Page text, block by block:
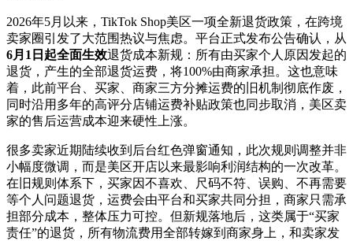
2026年5月以来，TikTok Shop美区一项全新退货政策，在跨境
卖家圈引发了大范围热议与焦虑。平台正式发布公告确认，从
6月1日起全面生效退货成本新规：所有由买家个人原因发起的
退货，产生的全部退货运费，将100%由商家承担。这也意味
着，此前平台、买家、商家三方分摊运费的旧机制彻底作废，
同时沿用多年的高评分店铺运费补贴政策也同步取消，美区卖
家的售后运营成本迎来硬性上涨。
很多卖家近期陆续收到后台红色弹窗通知，此次规则调整并非
小幅度微调，而是美区开店以来最影响利润结构的一次改革。
在旧规则体系下，买家因不喜欢、尺码不符、误购、不再需要
等个人问题退货，运费会由平台和买家共同分担，商家只需承
担部分成本，整体压力可控。但新规落地后，这类属于“买家
责任”的退货，所有物流费用全部转嫁到商家身上，和卖家发